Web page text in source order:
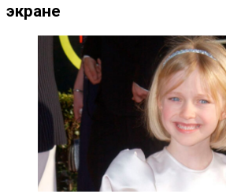
экране